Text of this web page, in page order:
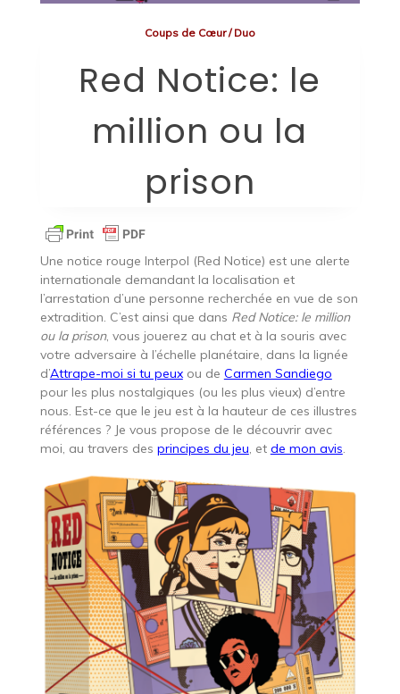
Coups de Cœur/Duo
Red Notice: le
million ou la
prison
Une notice rouge Interpol (Red Notice) est une alerte
internationale demandant la localisation et
l’arrestation d’une personne recherchée en vue de son
extradition. C’est ainsi que dans Red Notice: le million
ou la prison, vous jouerez au chat et à la souris avec
votre adversaire à l’échelle planétaire, dans la lignée
d’Attrape-moi si tu peuxou de Carmen Sandiego
pour les plus nostalgiques (ou les plus vieux) d’entre
nous. Est-ce que le jeu est à la hauteur de ces illustres
références ? Je vous propose de le découvrir avec
moi, au travers des principes du jeu , et de mon avis